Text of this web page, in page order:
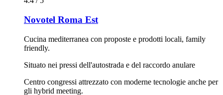
Novotel Roma Est
Cucina mediterranea con proposte e prodotti locali, family
friendly.
Situato nei pressi dell'autostrada e del raccordo anulare
Centro congressi attrezzato con moderne tecnologie anche per
gli hybrid meeting.